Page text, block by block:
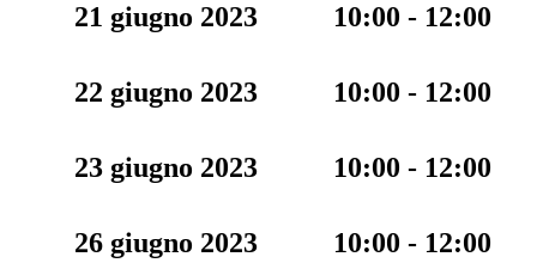
21 giugno 2023 10:00 - 12:00
22 giugno 2023 10:00 - 12:00
23 giugno 2023 10:00 - 12:00
26 giugno 2023 10:00 - 12:00